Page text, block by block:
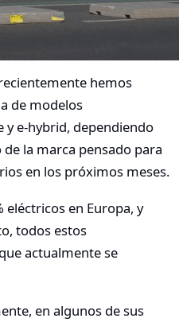
hemos
de modelos
y e-hybrid, dependiendo
la marca pensado para
en los próximos meses.
en Europa, y
todos estos
actualmente se
en algunos de sus